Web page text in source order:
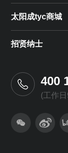
太阳成tyc商城
招贤纳士
400
(工作